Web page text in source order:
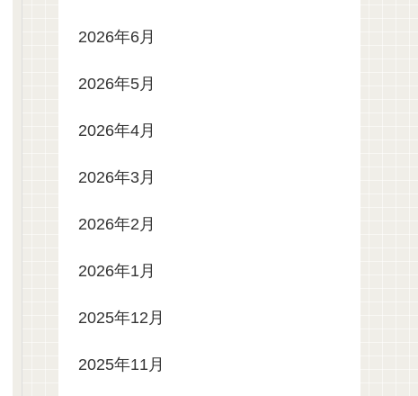
2026年6月
2026年5月
2026年4月
2026年3月
2026年2月
2026年1月
2025年12月
2025年11月